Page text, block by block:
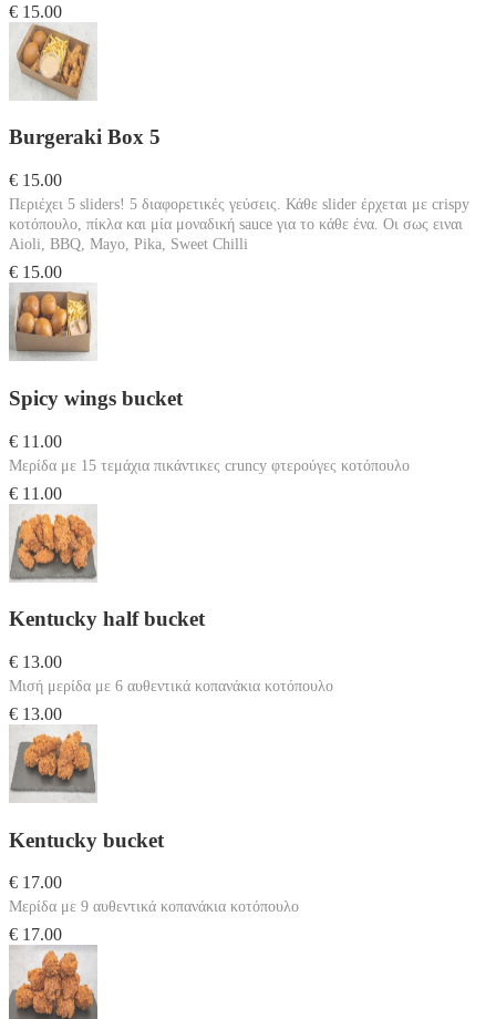
€ 15.00
Burgeraki Box 5
€ 15.00
Περιέχει 5 sliders! 5 διαφορετικές γεύσεις. Κάθε slider έρχεται με crispy
κοτόπουλο, πίκλα και μία μοναδική sauce για το κάθε ένα. Οι σως ειναι
Aioli, BBQ, Mayo, Pika, Sweet Chilli
€ 15.00
Spicy wings bucket
€ 11.00
Μερίδα με 15 τεμάχια πικάντικες cruncy φτερούγες κοτόπουλο
€ 11.00
Kentucky half bucket
€ 13.00
Μισή μερίδα με 6 αυθεντικά κοπανάκια κοτόπουλο
€ 13.00
Kentucky bucket
€ 17.00
Μερίδα με 9 αυθεντικά κοπανάκια κοτόπουλο
€ 17.00